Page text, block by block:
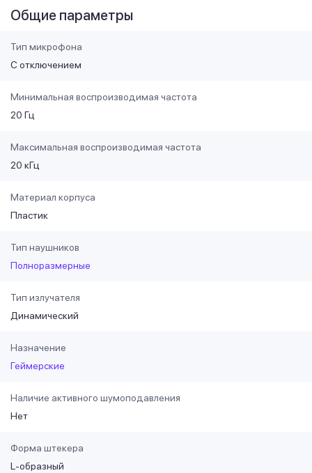
Общие параметры
Тип микрофона
С отключением
Минимальная воспроизводимая частота
20 Гц
Максимальная воспроизводимая частота
20 кГц
Материал корпуса
Пластик
Тип наушников
Полноразмерные
Тип излучателя
Динамический
Назначение
Геймерские
Наличие активного шумоподавления
Нет
Форма штекера
L-образный